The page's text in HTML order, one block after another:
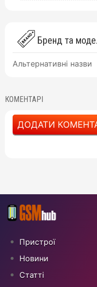
Бренд та
Альтернативні назви
КОМЕНТАРІ
ДОДАТИ
Пристрої
Новини
Статті